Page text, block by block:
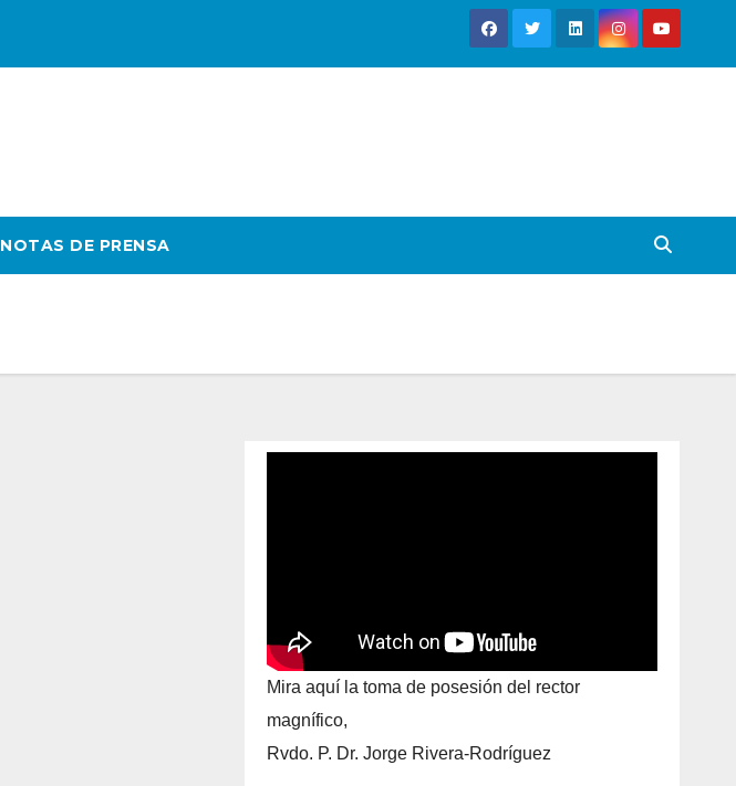
NOTAS DE PRENSA
Mira aquí la toma de posesión del rector
magnífico,
Rvdo. P. Dr. Jorge Rivera-Rodríguez